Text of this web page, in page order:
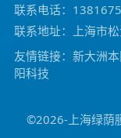
联系电话：
联系地址：上海市
友情链接： 新大洲
阳科技
©️2026-上海绿荫